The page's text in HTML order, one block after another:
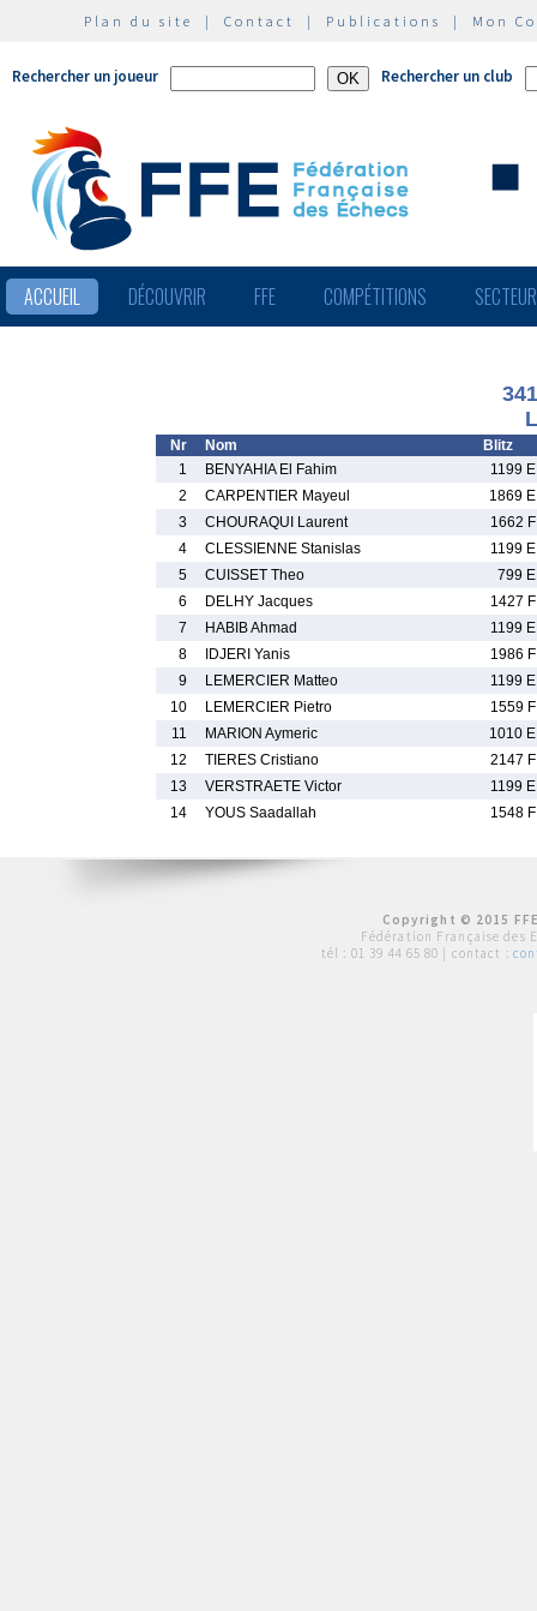
Plan du site | Contact | Publications | Mon
Rechercher un joueur Rechercher un club
ACCUEIL DÉCOUVRIR FFE COMPÉTITIONS
Nr Nom
Blitz
1
BENYAHIA El Fahim
1199 E
2
CARPENTIER Mayeul
1869 E
3
CHOURAQUI Laurent
1662 F
4
CLESSIENNE Stanislas
1199 E
5
CUISSET Theo
799 E
6
DELHY Jacques
1427 F
7
HABIB Ahmad
1199 E
8
IDJERI Yanis
1986 F
9
LEMERCIER Matteo
1199 E
10
LEMERCIER Pietro
1559 F
11
MARION Aymeric
1010 E
12
TIERES Cristiano
2147 F
13
VERSTRAETE Victor
1199 E
14
YOUS Saadallah 1548 F
Copyright © 2015
Fédération Française des
tél : 01 39 44 65 80 | contact :